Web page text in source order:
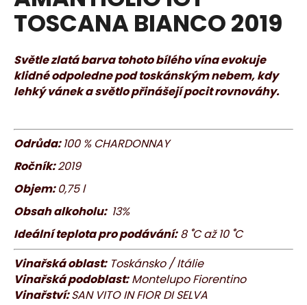
0,0
hvězdiček.
TOSCANA BIANCO 2019
Světle zlatá barva tohoto bílého vína evokuje
klidné odpoledne pod toskánským nebem, kdy
lehký vánek a světlo přinášejí pocit rovnováhy.
Odrůda:100 % CHARDONNAY
Ročník:2019
Objem:0,75 l
Obsah alkoholu: 13%
Ideální teplota pro podávání:8 ˚C až 10 ˚C
Vinařská oblast:Toskánsko / Itálie
Vinařská podoblast:Montelupo Fiorentino
Vinařství:SAN VITO IN FIOR DI SELVA
a
í
t
?
D
o
p
o
r
u